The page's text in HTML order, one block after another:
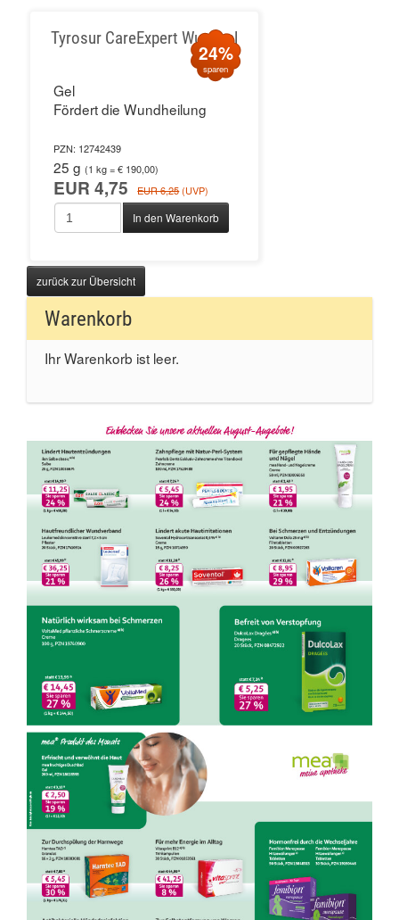
Tyrosur CareExpert Wundgel
24%
sparen
Gel
Fördert die Wundheilung
PZN: 12742439
25 g (1 kg = € 190,00)
EUR 4,75 EUR 6,25(UVP)
In den Warenkorb
zurück zur Übersicht
Warenkorb
Ihr Warenkorb ist leer.